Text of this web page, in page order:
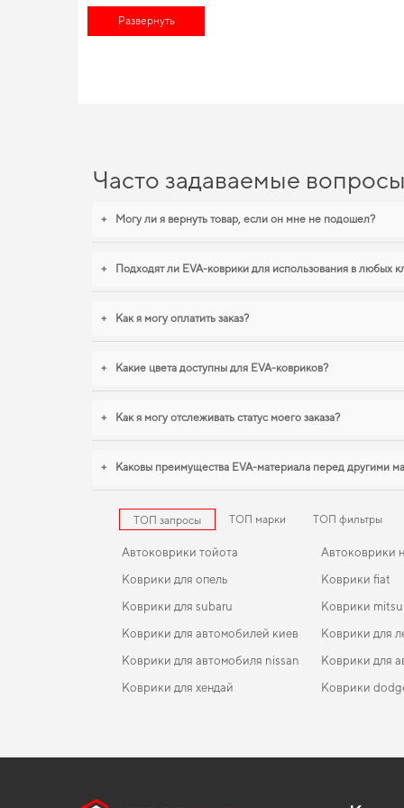
для автомобиля аксессуары
Развернуть
Часто задаваемые вопросы
+ Могу ли я вернуть товар, если он мне не подошел?
+ Подходят ли EVA-коврики для использования в любых
+ Как я могу оплатить заказ?
+ Какие цвета доступны для EVA-ковриков?
+ Как я могу отслеживать статус моего заказа?
+ Каковы преимущества EVA-материала перед другими
ТОП запросы ТОП марки ТОП фильтры
Автоковрики тойота
Коврики для опель
Коврики для subaru
Коврики для автомобилей киев
Коврики для автомобиля nissan
Коврики для хендай
Автоковрики
Коврики fiat
Коврики
Коврики для
Коврики для
Коврики